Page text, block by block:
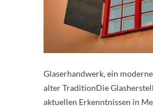
Glaserhandwerk, ein
alter TraditionDie
aktuellen Erkenntnissen in